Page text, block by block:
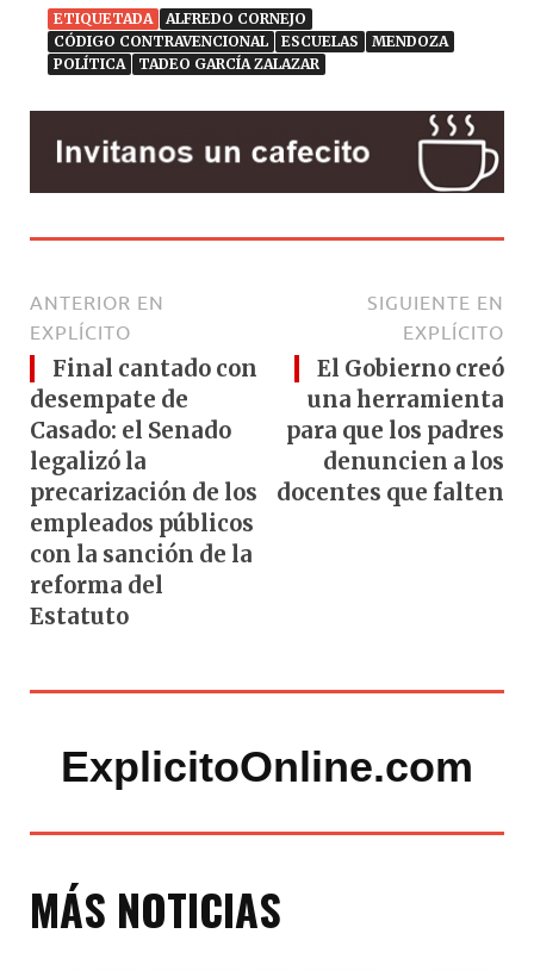
ETIQUETADA
ALFREDO CORNEJO
CÓDIGO CONTRAVENCIONAL
ESCUELAS
MENDOZA
POLÍTICA
TADEO GARCÍA ZALAZAR
ANTERIOR EN
EXPLÍCITO
Final cantado con
desempate de
Casado: el Senado
legalizó la
precarización de los
empleados públicos
con la sanción de la
reforma del
Estatuto
SIGUIENTE EN
EXPLÍCITO
El Gobierno creó
una herramienta
para que los padres
denuncien a los
docentes que falten
ExplicitoOnline.com
MÁS NOTICIAS